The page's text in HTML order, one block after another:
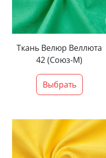
Ткань Велюр Веллюта
42 (Союз-М)
Выбрать